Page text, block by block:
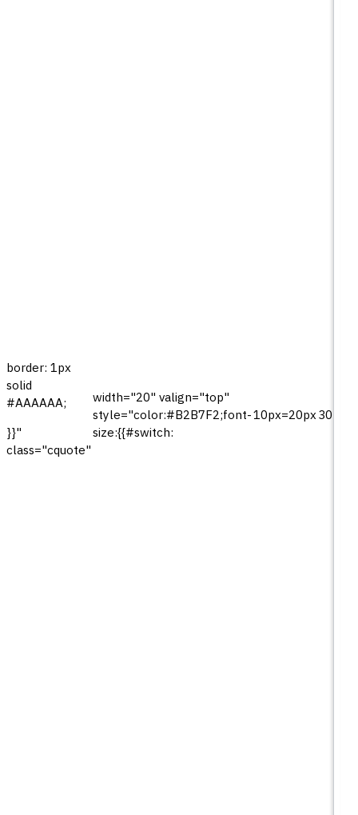
border: 1px
solid
#AAAAAA;
}}"
class="cquote"
width="20" valign="top"
style="color:#B2B7F2;font-
size:{{#switch:
10px=20px